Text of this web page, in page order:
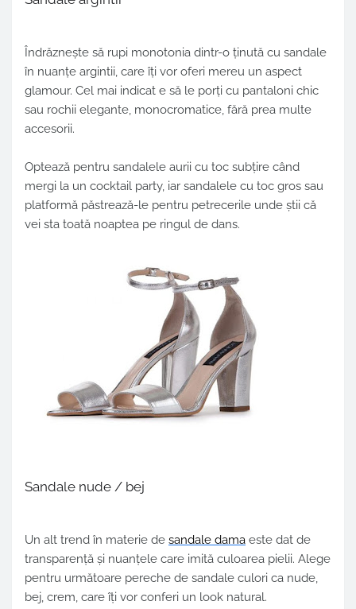
Îndrăznește să rupi monotonia dintr-o ținută cu sandale
în nuanțe argintii, care îți vor oferi mereu un aspect
glamour. Cel mai indicat e să le porți cu pantaloni chic
sau rochii elegante, monocromatice, fără prea multe
accesorii.
Optează pentru sandalele aurii cu toc subțire când
mergi la un cocktail party, iar sandalele cu toc gros sau
platformă păstrează-le pentru petrecerile unde știi că
vei sta toată noaptea pe ringul de dans.
Sandale nude / bej
Un alt trend în materie de sandale dama este dat de
transparență și nuanțele care imită culoarea pielii. Alege
pentru următoare pereche de sandale culori ca nude,
bej, crem, care îți vor conferi un look natural.